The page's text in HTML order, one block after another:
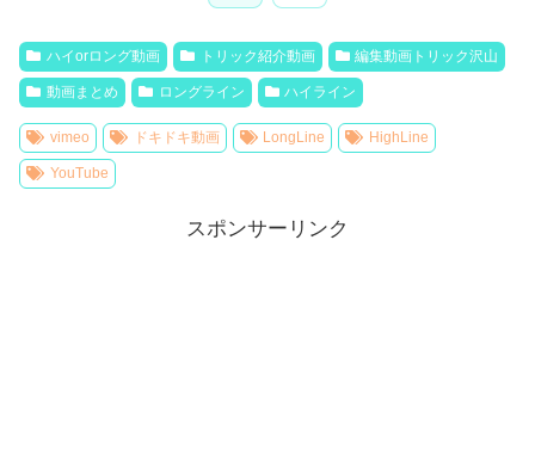
ハイorロング動画 トリック紹介動画 編集動画トリック沢山
動画まとめ ロングライン ハイライン
vimeo ドキドキ動画 LongLine HighLine
YouTube
スポンサーリンク